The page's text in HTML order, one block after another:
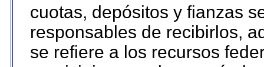
cuotas, depósitos y fianzas
responsables de recibirlos,
se refiere a los recursos